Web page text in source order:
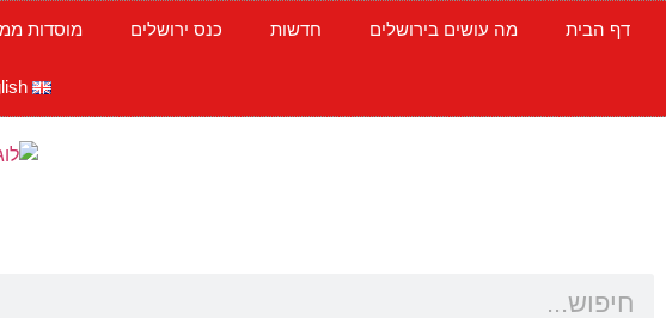
דף הבית מה עושים בירושלים חדשות כנס ירושלים מוסדות